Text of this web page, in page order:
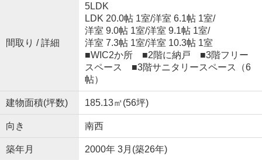
間取り / 詳細
5LDK
LDK 20.0帖 1室/洋室 6.1帖 1室/
洋室 9.0帖 1室/洋室 9.1帖 1室/
洋室 7.3帖 1室/洋室 10.3帖 1室
■WIC2か所 ■2階に納戸 ■3階フリー
スペース ■3階サニタリースペース（6
帖）
建物面積(坪数) 185.13㎡(56坪)
向き 南西
築年月 2000年 3月(築26年)